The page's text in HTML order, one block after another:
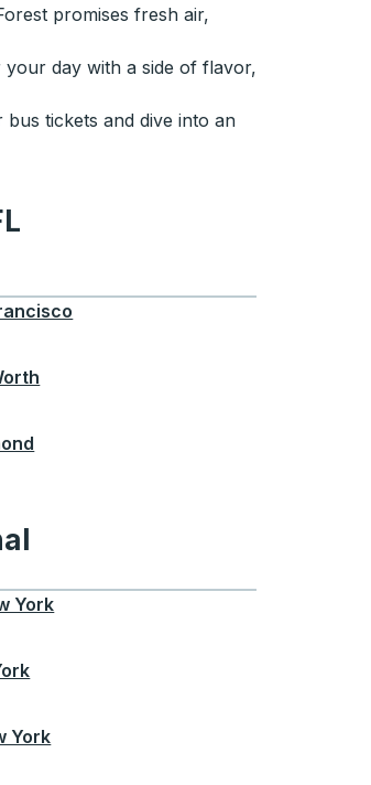
promises fresh air,
day with a side of flavor,
tickets and dive into an
desde Seattle
hacia y desde Boston
de autobuses hacia y desde
York
York